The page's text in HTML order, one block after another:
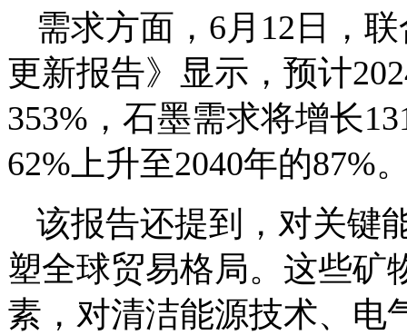
需求方面，6月12日，
更新报告》显示，预计
353%，石墨需求将增长
62%上升至2040年的87%
该报告还提到，对关键
塑全球贸易格局。这些矿
素，对清洁能源技术、电